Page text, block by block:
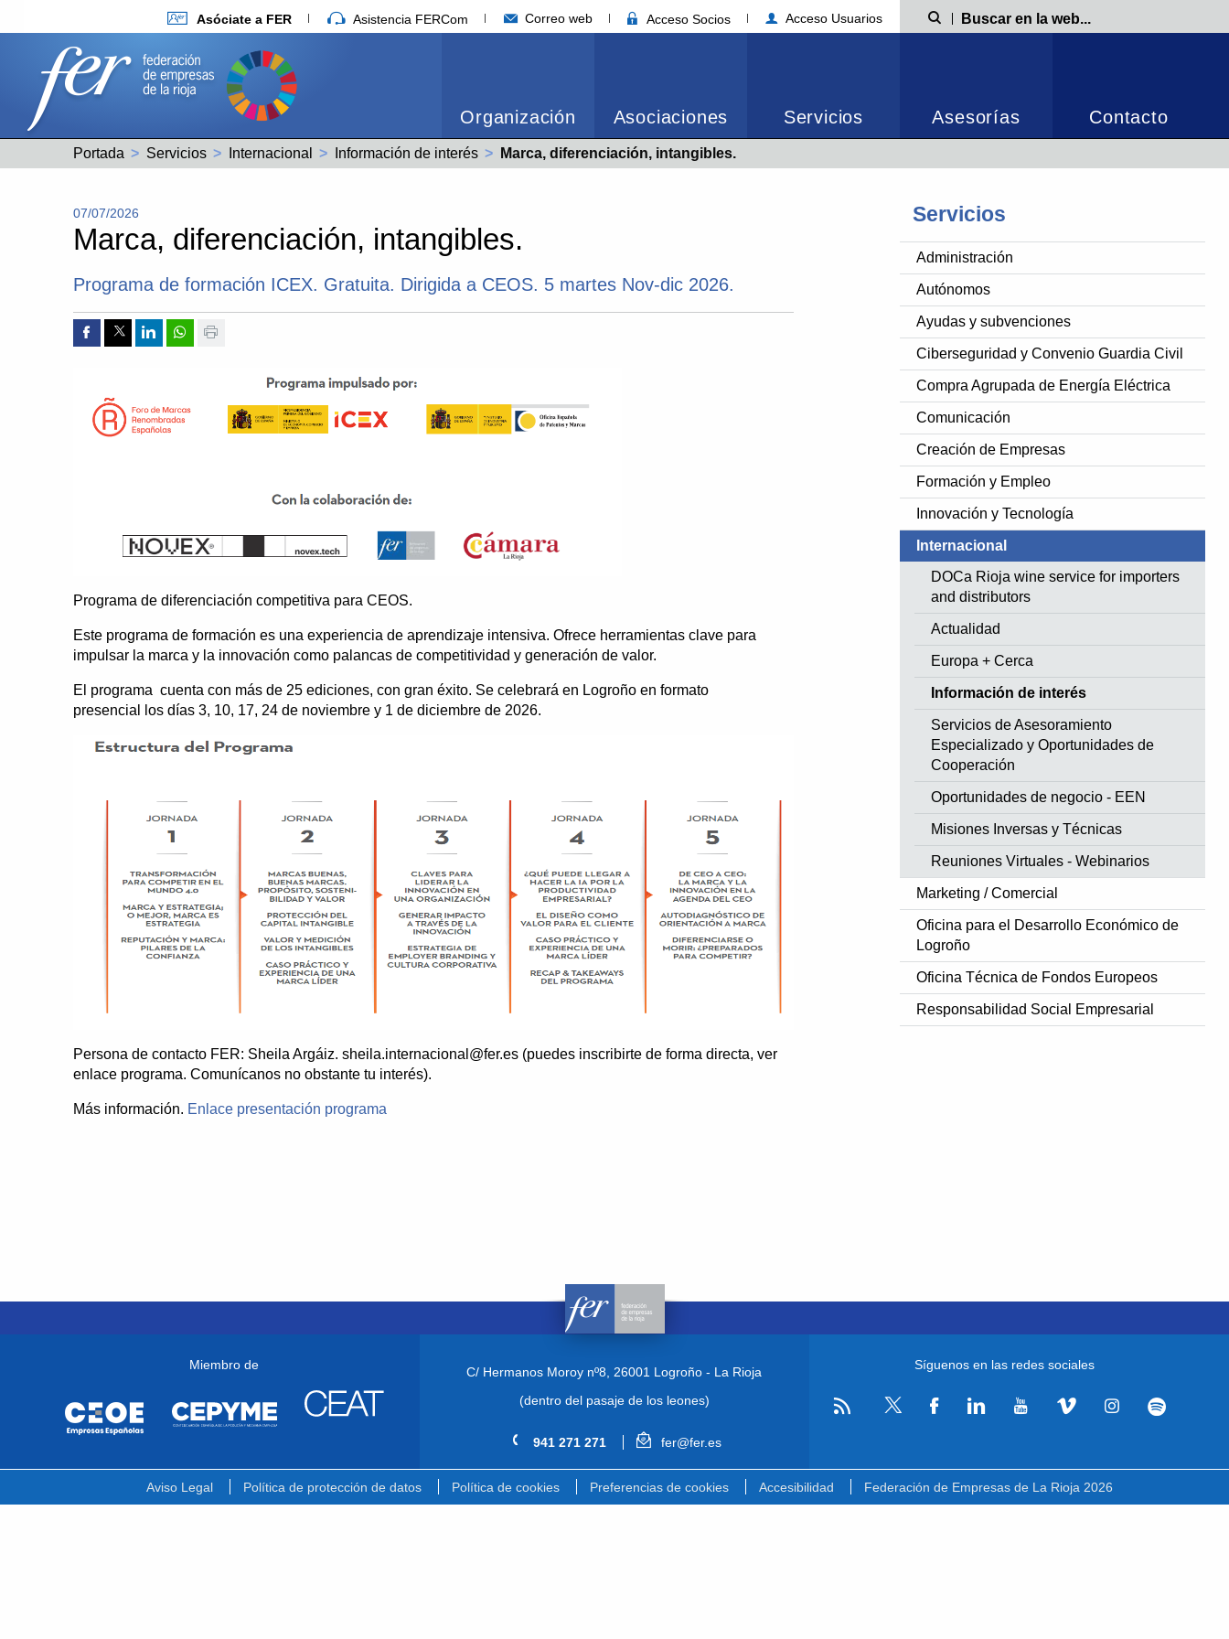
Asóciate a FER Asistencia FERCom Correo web Acceso Socios Acceso Usuarios Búsqueda
Organización Asociaciones Servicios Asesorías Contacto
Portada Servicios Internacional Información de interés Actual:
Marca, diferenciación, intangibles.
Servicios
Administración
Autónomos
Ayudas y subvenciones
Ciberseguridad y Convenio Guardia Civil
Compra Agrupada de Energía Eléctrica
Comunicación
Creación de Empresas
Formación y Empleo
Innovación y Tecnología
Internacional
DOCa Rioja wine service for importers
and distributors
Actualidad
Europa + Cerca
Información de interés
Servicios de Asesoramiento
Especializado y Oportunidades de
Cooperación
Oportunidades de negocio - EEN
Misiones Inversas y Técnicas
Reuniones Virtuales - Webinarios
Marketing / Comercial
Oficina para el Desarrollo Económico de
Logroño
Oficina Técnica de Fondos Europeos
Responsabilidad Social Empresarial
07/07/2026
Marca, diferenciación, intangibles.
Programa de formación ICEX. Gratuita. Dirigida a CEOS. 5 martes Nov-dic 2026.
Compartir por Facebook
Compartir por Twitter
Compartir por Linkedin
Compartir por whatsapp
Programa de diferenciación competitiva para CEOS.
Este programa de formación es una experiencia de aprendizaje intensiva. Ofrece herramientas clave para
impulsar la marca y la innovación como palancas de competitividad y generación de valor.
El programa cuenta con más de 25 ediciones, con gran éxito. Se celebrará en Logroño en formato
presencial los días 3, 10, 17, 24 de noviembre y 1 de diciembre de 2026.
Persona de contacto FER: Sheila Argáiz. sheila.internacional@fer.es (puedes inscribirte de forma directa, ver
enlace programa. Comunícanos no obstante tu interés).
Más información. Enlace presentación programa
Miembro de C/ Hermanos Moroy nº8, 26001 Logroño - La Rioja
(dentro del pasaje de los leones)
941 271 271 fer@fer.es
Síguenos en las redes sociales
Aviso Legal Política de protección de datos Política de cookies Preferencias de cookies Accesibilidad Federación de Empresas de La Rioja 2026